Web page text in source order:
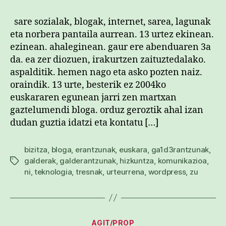
sare sozialak, blogak, internet, sarea, lagunak
eta norbera pantaila aurrean. 13 urtez ekinean.
ezinean. ahaleginean. gaur ere abenduaren 3a
da. ea zer diozuen, irakurtzen zaituztedalako.
aspalditik. hemen nago eta asko pozten naiz.
oraindik. 13 urte, besterik ez 2004ko
euskararen egunean jarri zen martxan
gaztelumendi bloga. orduz geroztik ahal izan
dudan guztia idatzi eta kontatu […]
Etiketak
bizitza, bloga, erantzunak, euskara, ga1d3rantzunak,
galderak, galderantzunak, hizkuntza, komunikazioa,
ni, teknologia, tresnak, urteurrena, wordpress, zu
Kategoriak
AGIT/PROP